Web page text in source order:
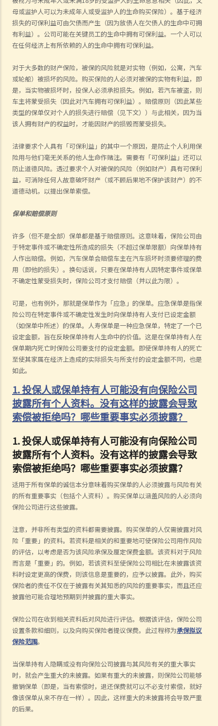
母或监护人可以为未成年人或受监护人的生命购买保险）。基于经济
损失的可保利益可由欠债而产生（因为放债人在欠债人的生命中可拥
有利益）。公司可能在关键员工的生命中拥有可保利益。一个人可以
在任何经济上有所依赖的人的生命中拥有可保利益。
对于大多数的财产保险，被保的风险就是对实物（例如，公寓，汽车
或轮船）被损坏的风险。购买保险的人必须对被保的实物有利益，即
是，当实物被损坏时，投保人必须承担损失。例如，若汽车被盗，则
车主将蒙受损失（因此对汽车拥有可保利益）。赔偿原则（因此某些
类型的保单仅对个人的损失进行赔偿（见下文））与此相关，因为当
该人拥有财产的权益时，才能因财产的损毁而蒙受损失。
法律要求个人具有「可保利益」的其中一个原因，是防止个人利用保
险用与他们毫无关系的他人生命作赌注。需要有「可保利益」还可以
防止道德风险。透过要求个人对被保的风险（例如财产）具有可保利
益，可消除任何人故意破坏财产（或不顾后果地不保护该财产）的不
道德动机，以提出保单索偿。
保单和赔偿原则
许多（但不是全部）保单都是基于赔偿原则。这意味着，保险公司由
于特定事件或不确定性所造成的损失（不超过保单限额）向保单持有
人作出赔偿。例如，汽车保单会赔偿车主在汽车损坏时须要修理的费
用（即他的损失）。换句话说，只要在保单持有人因特定事件或保单
不确定性蒙受损失时，保险公司才支付赔偿（并以此为限）。
可是，也有例外，那就是保单作为「应急」的保单。应急保单是指保
险公司在特定事件或不确定性发生时向保单持有人支付已设定金额
（如保单中所述）的保单。人寿保单是一种应急保单，特定了一个已
设定金额，旨在反映保单持有人生命中的价值。这是在保单持有人在
保单期内死亡时保险公司要支付的设定金额。即使保单持有人的死亡
至使其家属在经济上造成的实际损失与所支付的设定金额不同，也是
如此。
1. 投保人或保单持有人可能没有向保险公司
披露所有个人资料。没有这样的披露会导致
索偿被拒绝吗？哪些重要事实必须披露？
1.投保人或保单持有人可能没有向保险公司
披露所有个人资料。没有这样的披露会导致
索偿被拒绝吗？哪些重要事实必须披露？
适用于所有保单的诚信本分意味着购买保单的人必须披露与风险有关
的所有重要事实（包括个人资料）。购买保单以涵盖风险的人必须向
保险公司进行这些披露。
注意，并非所有类型的资料都需要披露。购买保单的人仅需披露对风
险「重要」的资料。若资料是相关的和重要地可使保险公司用作风险
的评估，以考虑是否为该风险承保及厘定保费金额。该资料对于风险
而言是「重要」的。例如，若该资料至使保险公司相比在未披露该资
料时设定更高的保费，则该信息是重要的，应予以披露。此外，购买
保险者的责任不仅在于披露有关其知悉的风险的重要事实，而且还应
披露他可能合理地预期到并披露的重大事实。
保险公司在收到相关资料后对风险进行评估。根据该评估，保险公司
设置条款和细则，以及向购买保险者提议保费。此过程称为承保拟议
保险范围。
当保单持有人隐瞒或没有向保险公司披露与其风险有关的重大事实
时，就会产生重大的未披露。如果有重大的未披露，则保险公司能够
撤销保单（即是，当有索偿时，退还保费就可以不必支付索偿，就好
像该保单从来不存在一样）。因此，这样重大的未披露将会导致严重
的后果。